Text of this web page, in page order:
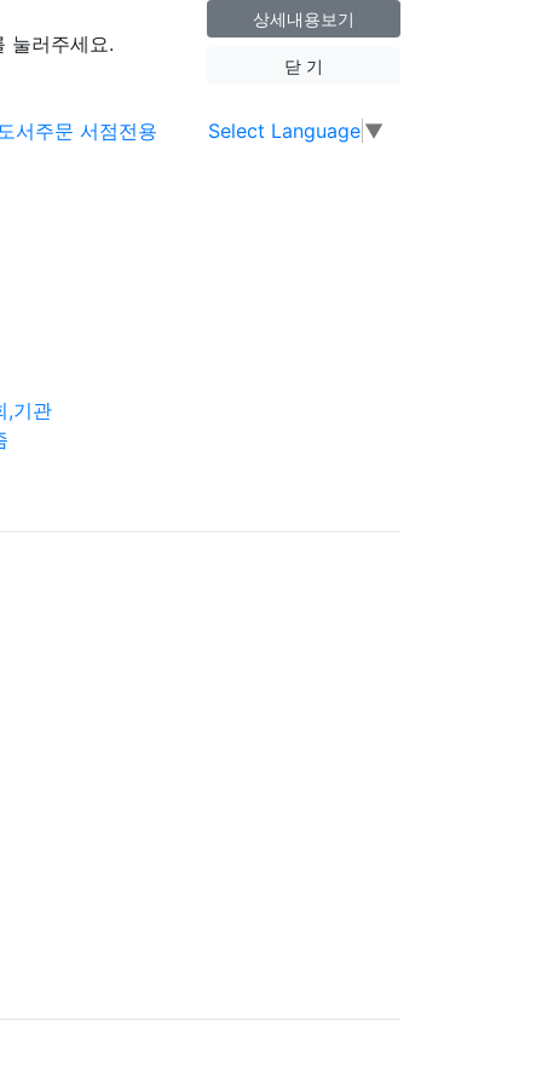
눌러주세요.
상세내용보기
닫 기
Select Language ▼
,기관